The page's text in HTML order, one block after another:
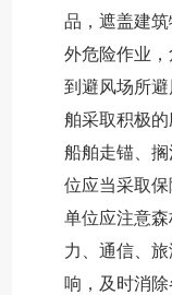
品，遮盖建
外危险作业
到避风场所
舶采取积极
船舶走锚、
位应当采取
单位应注意
力、通信、
响，及时消